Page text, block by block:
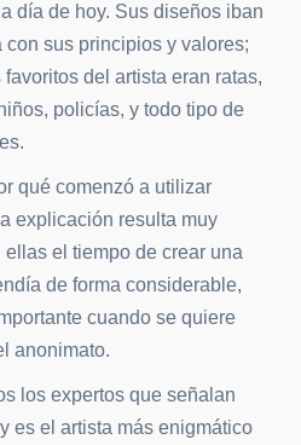
día de hoy. Sus diseños iban
con sus principios y valores;
favoritos del artista eran ratas,
policías, y todo tipo de
qué comenzó a utilizar
explicación resulta muy
ellas el tiempo de crear una
de forma considerable,
cuando se quiere
anonimato.
los expertos que señalan
es el artista más enigmático